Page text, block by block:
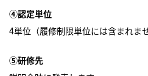
④認定単位
4単位（履修制限単位には含まれませ
⑤研修先